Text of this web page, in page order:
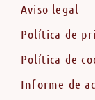
Aviso legal
Política de
Política de
Informe de